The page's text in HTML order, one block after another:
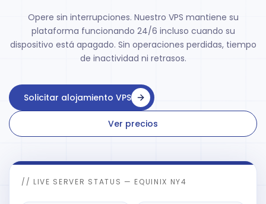
Opere sin interrupciones. Nuestro VPS mantiene su
plataforma funcionando 24/6 incluso cuando su
dispositivo está apagado. Sin operaciones perdidas, tiempo
de inactividad ni retrasos.
Solicitar alojamiento VPS
Ver precios
// LIVE SERVER STATUS — EQUINIX NY4